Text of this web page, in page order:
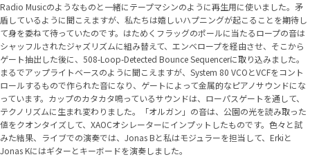
Radio Musicのようなものと一緒にテープマシンのように再生用に使いました。矛
盾しているように聞こえますが、私たちは嬉しいハプニングが起こることを期待し
て身を委ねて待っていたのです。はためくフラッグのポールに当たるロープの音は
シャッフルされたジャズリズムに組み替えて、エンベロープを経由させ、そこから
ゲート抽出した後に、508-Loop-Detected Bounce Sequencerに取り込みました。
まるでアップライトベースのように聞こえますが、System 80 VCOとVCFをコント
ロールするもので作られた音になり、ゲートによって金属的なピアノサウンドにな
っています。カップのカタカタ鳴っているサウンドは、ローパスゲートを通して、
テクノリズムに生まれ変わりました。「オルガン」の音は、公園の光を読み取った
値をクオンタイズして、XAOCオシレーターにインプットしたものです。色々と試
みた結果、ライブでの演奏では、Jonas Bと私はモジュラーを担当して、Erkiと
Jonas Kにはギターとキーボードを演奏しました。